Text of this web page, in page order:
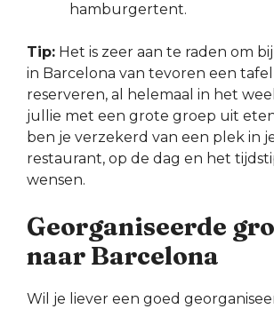
hamburgertent.
Tip: Het is zeer aan te raden om
in Barcelona van tevoren een
reserveren, al helemaal in het
jullie met een grote groep uit
ben je verzekerd van een plek in
restaurant, op de dag en het
wensen.
Georganiseerde
naar Barcelona
Wil je liever een goed